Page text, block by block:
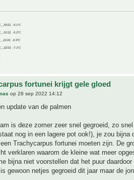
21, -9.1°C
22, -5.2°C
22, -6.9°C
23, -7.1°C
fortunei krijgt gele gloed
op 28 sep 2022 14:12
update van de palmen
is deze zomer zeer snel gegroeid, zo
nog in een lagere pot ook!), je zou bijna
Trachycarpus fortunei moeten zijn. De
verklaren waarom de kleine wat meer
bijna niet voorstellen dat het puur
gewoon netjes gegroeid dit jaar maar de